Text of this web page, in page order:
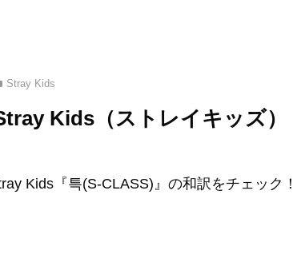
Stray Kids
Kids（ストレイキッズ）
Kids『특(S-CLASS)』の和訳をチェック！